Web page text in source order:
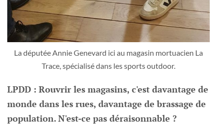
La députée Annie Genevard ici au magasin mortuacien La
Trace, spécialisé dans les sports outdoor.
LPDD : Rouvrir les magasins, c'est davantage de
monde dans les rues, davantage de brassage de
population. N'est-ce pas déraisonnable ?